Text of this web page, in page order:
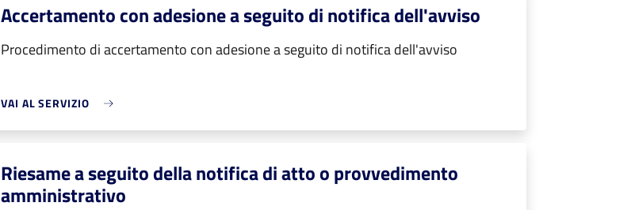
Accertamento con adesione a seguito di notifica dell'avviso
Procedimento di accertamento con adesione a seguito di notifica dell'avviso
VAI AL SERVIZIO
Riesame a seguito della notifica di atto o provvedimento
amministrativo